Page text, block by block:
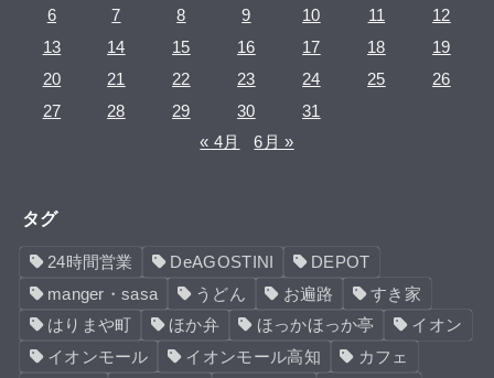
6
7 8 9 10 11
12
13
14 15 16 17 18
19
20
21 22 23 24 25
26
27
28 29 30
31
« 4月
6月 »
タグ
24時間営業 DeAGOSTINI
DEPOT
manger・sasa
うどん お遍路
すき家
はりまや町
ほか弁 ほっかほっか亭
イオン
イオンモール
イオンモール高知
カフェ